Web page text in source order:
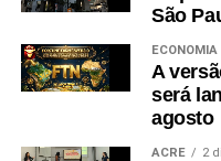
edições dos últimos 7 anos
S/A, Você RH e Veja
históricas no app.
Pagamento único anual de
São
ECONOMIA
A
será
agosto
ACRE 2